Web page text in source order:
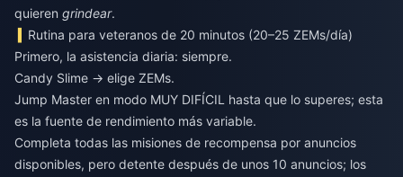
quieren grindear.
Rutina para veteranos de 20 minutos (20–25 ZEMs/día)
Primero, la asistencia diaria: siempre.
Candy Slime → elige ZEMs.
Jump Master en modo MUY DIFÍCIL hasta que lo superes; esta
es la fuente de rendimiento más variable.
Completa todas las misiones de recompensa por anuncios
disponibles, pero detente después de unos 10 anuncios; los